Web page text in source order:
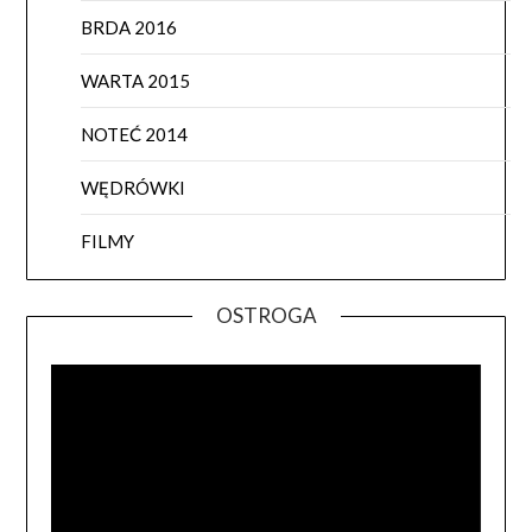
BRDA 2016
WARTA 2015
NOTEĆ 2014
WĘDRÓWKI
FILMY
OSTROGA